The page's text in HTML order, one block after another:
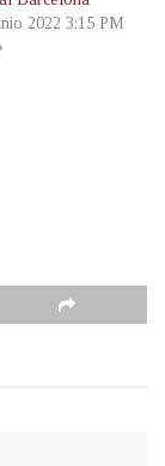
2022 3:15 PM